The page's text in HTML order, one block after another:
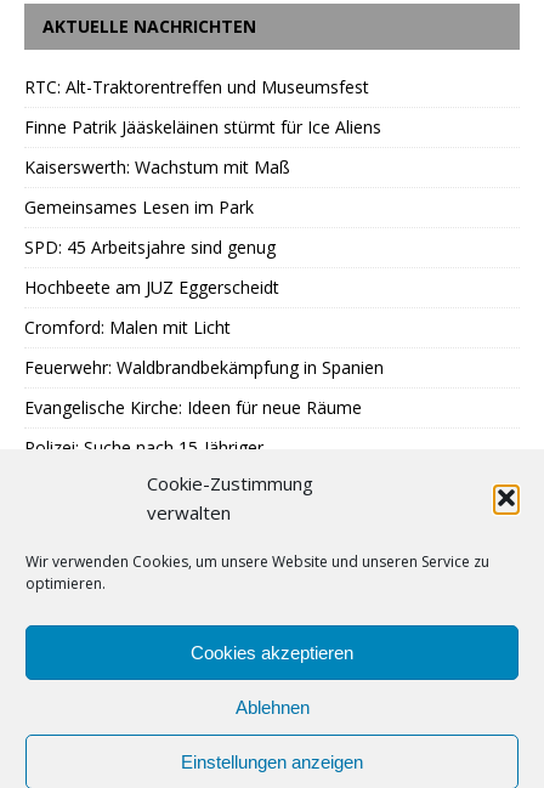
Cookie-Zustimmung
verwalten
Wir verwenden Cookies, um unsere Website und unseren Service zu
optimieren.
Cookies akzeptieren
Ablehnen
Einstellungen anzeigen
AKTUELLE NACHRICHTEN
RTC: Alt-Traktorentreffen und Museumsfest
Finne Patrik Jääskeläinen stürmt für Ice Aliens
Kaiserswerth: Wachstum mit Maß
Gemeinsames Lesen im Park
SPD: 45 Arbeitsjahre sind genug
Hochbeete am JUZ Eggerscheidt
Cromford: Malen mit Licht
Feuerwehr: Waldbrandbekämpfung in Spanien
Evangelische Kirche: Ideen für neue Räume
Polizei: Suche nach 15-Jähriger
A40: Nach Fahrzeugbrand Sperrung
MercatorJazz im September
Breitscheid feiert 13. Schlossfest
SPD: Trauer um Klaus Hänsch